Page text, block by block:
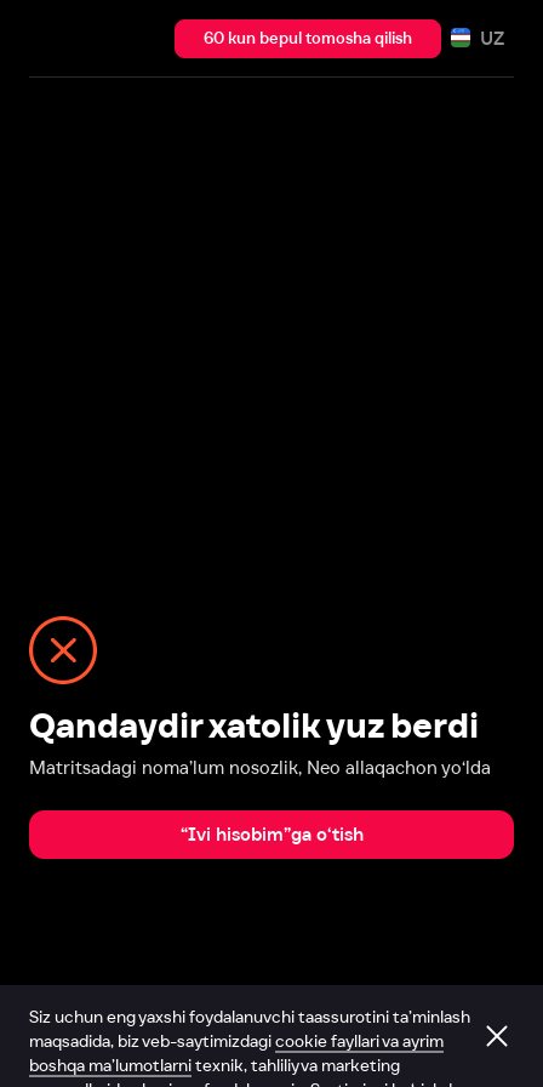
60 kun bepul tomosha qilish UZ
Qandaydir xatolik yuz berdi
Matritsadagi noma’lum nosozlik, Neo allaqachon yo‘lda
“Ivi hisobim”ga o‘tish
Siz uchun eng yaxshi foydalanuvchi taassurotini ta’minlash
maqsadida, biz veb-saytimizdagicookie fayllari va ayrim
boshqa ma’lumotlarnitexnik, tahliliy va marketing